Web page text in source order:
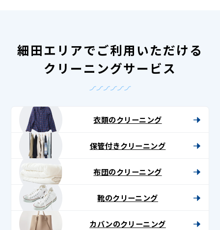
細田エリアでご利用いただける
クリーニングサービス
衣類のクリーニング
保管付きクリーニング
布団のクリーニング
靴のクリーニング
カバンのクリーニング